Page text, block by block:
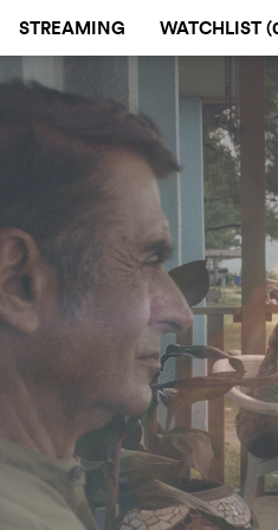
STREAMING WATCHLIST (